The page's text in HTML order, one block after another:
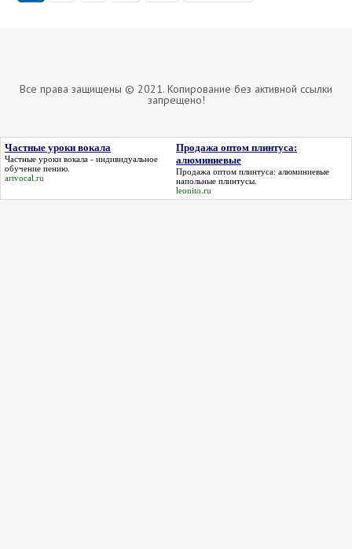
и
а
ц
и
я
Все права защищены © 2021. Копирование без активной ссылки
запрещено!
Частные уроки вокала
Частные уроки вокала - индивидуальное
обучение пению.
artvocal.ru
Продажа оптом плинтуса:
алюминиевые
Продажа оптом плинтуса: алюминиевые
напольные плинтусы.
leonito.ru